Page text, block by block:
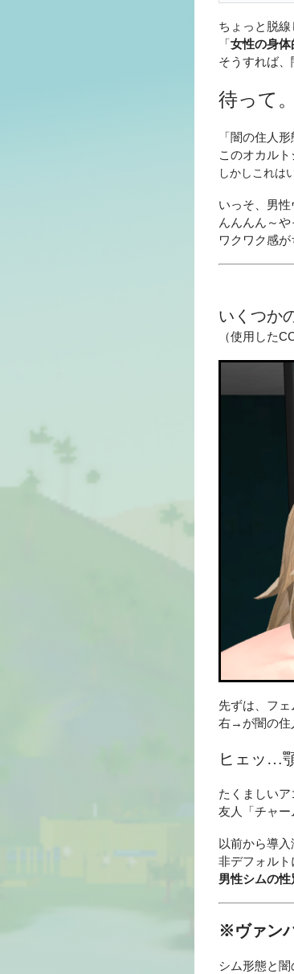
ちょっと脱
「女性の身
そうすれば
待って
「闇の住人
このオカル
しかしこれは
いっそ、男
んんんん～
ワクワク感
いくつか
（使用した
先ずは、フ
右→が闇の住
ヒェッ…
たくましいア
友人「チャー
以前から導
非デフォル
男性シムの
※ヴァン
シム形態と